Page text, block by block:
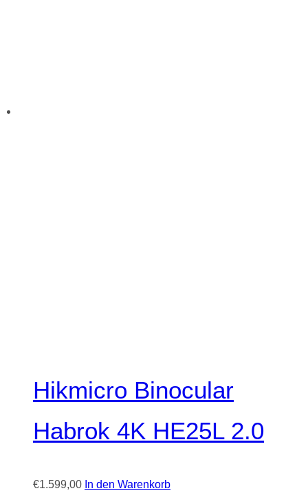
Hikmicro Binocular
Habrok 4K HE25L 2.0
€1.599,00 In den Warenkorb